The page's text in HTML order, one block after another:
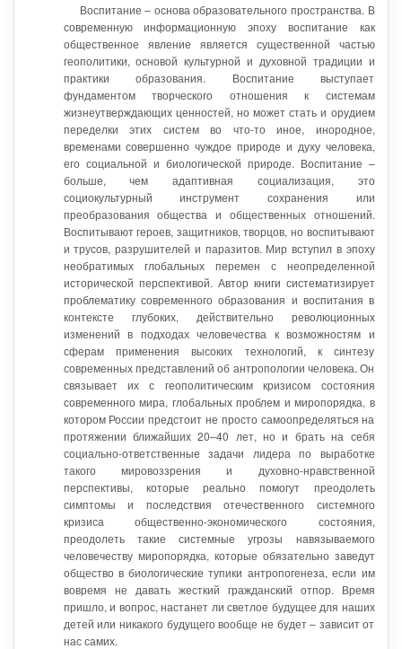
Воспитание – основа образовательного пространства. В
современную информационную эпоху воспитание как
общественное явление является существенной частью
геополитики, основой культурной и духовной традиции и
практики образования. Воспитание выступает
фундаментом творческого отношения к системам
жизнеутверждающих ценностей, но может стать и орудием
переделки этих систем во что-то иное, инородное,
временами совершенно чуждое природе и духу человека,
его социальной и биологической природе. Воспитание –
больше, чем адаптивная социализация, это
социокультурный инструмент сохранения или
преобразования общества и общественных отношений.
Воспитывают героев, защитников, творцов, но воспитывают
и трусов, разрушителей и паразитов. Мир вступил в эпоху
необратимых глобальных перемен с неопределенной
исторической перспективой. Автор книги систематизирует
проблематику современного образования и воспитания в
контексте глубоких, действительно революционных
изменений в подходах человечества к возможностям и
сферам применения высоких технологий, к синтезу
современных представлений об антропологии человека. Он
связывает их с геополитическим кризисом состояния
современного мира, глобальных проблем и миропорядка, в
котором России предстоит не просто самоопределяться на
протяжении ближайших 20–40 лет, но и брать на себя
социально-ответственные задачи лидера по выработке
такого мировоззрения и духовно-нравственной
перспективы, которые реально помогут преодолеть
симптомы и последствия отечественного системного
кризиса общественно-экономического состояния,
преодолеть такие системные угрозы навязываемого
человечеству миропорядка, которые обязательно заведут
общество в биологические тупики антропогенеза, если им
вовремя не давать жесткий гражданский отпор. Время
пришло, и вопрос, настанет ли светлое будущее для наших
детей или никакого будущего вообще не будет – зависит от
нас самих.